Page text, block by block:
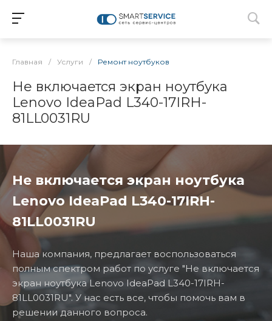
Главная / Услуги / Ремонт ноутбуков
Не включается экран ноутбука
Lenovo IdeaPad L340-17IRH-
81LL0031RU
Не включается экран ноутбука
Lenovo IdeaPad L340-17IRH-
81LL0031RU
Наша компания, предлагает воспользоваться
полным спектром работ по услуге "Не включается
экран ноутбука Lenovo IdeaPad L340-17IRH-
81LL0031RU". У нас есть все, чтобы помочь вам в
решении данного вопроса.